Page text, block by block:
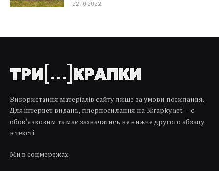
22.10.2022
Використання матеріалів сайту лише за умови посилання.
Для інтернет видань, гіперпосилання на 3krapky.net — є
обов’язковим та має зазначатись не нижче другого абзацу
в тексті.
Ми в соцмережах: